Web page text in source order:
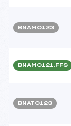
BNAM0123
BNAM0121.FFS
BNAT0123